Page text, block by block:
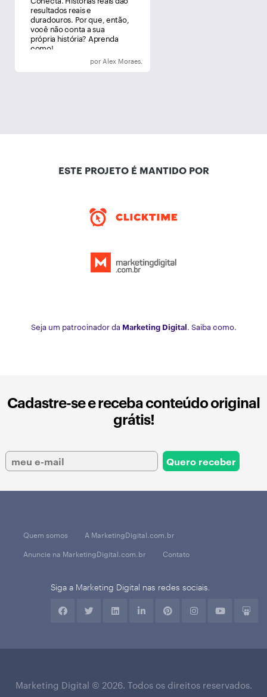
resultados reais e
duradouros. Por que, então,
você não conta a sua
própria história? Aprenda
como!
por Alex Moraes.
ESTE PROJETO É MANTIDO POR
Seja um patrocinador da Marketing Digital. Saiba como.
Cadastre-se e receba conteúdo original
grátis!
Quem somos
A MarketingDigital.com.br
Anuncie na MarketingDigital.com.br
Contato
Siga a Marketing Digital nas redes sociais.
Marketing Digital © 2026. Todos os direitos reservados.